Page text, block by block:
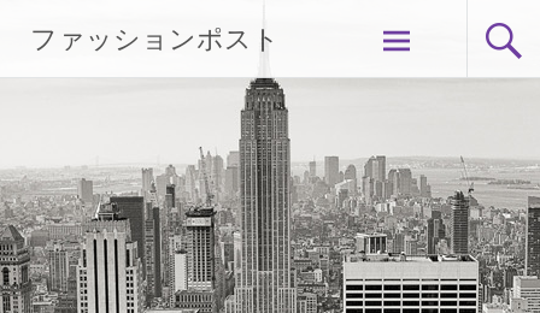
content
ファッションポスト